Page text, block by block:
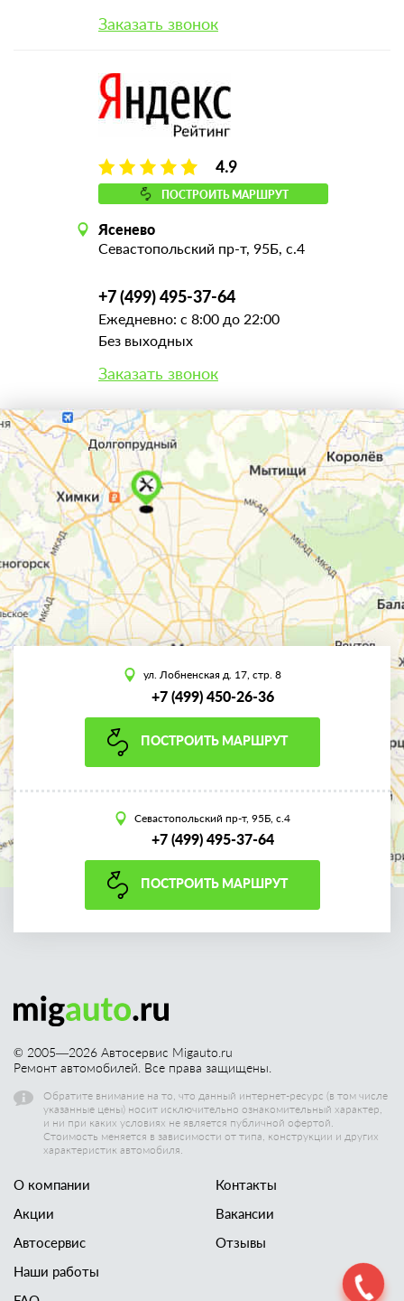
Заказать звонок
4.9
ПОСТРОИТЬ МАРШРУТ
Ясенево
Севастопольский пр-т, 95Б, с.4
+7 (499) 495-37-64
Ежедневно: с 8:00 до 22:00
Без выходных
Заказать звонок
ул. Лобненская д. 17, стр. 8
+7 (499) 450-26-36
ПОСТРОИТЬ МАРШРУТ
Севастопольский пр-т, 95Б, с.4
+7 (499) 495-37-64
ПОСТРОИТЬ МАРШРУТ
© 2005—2026 Автосервис Migauto.ru
Ремонт автомобилей. Все права защищены.
Обратите внимание на то, что данный интернет-ресурс (в том числе
указанные цены) носит исключительно ознакомительный характер,
и ни при каких условиях не является публичной офертой.
Стоимость меняется в зависимости от типа, конструкции и других
характеристик автомобиля.
О компании
Акции
Автосервис
Наши работы
Контакты
Вакансии
Отзывы